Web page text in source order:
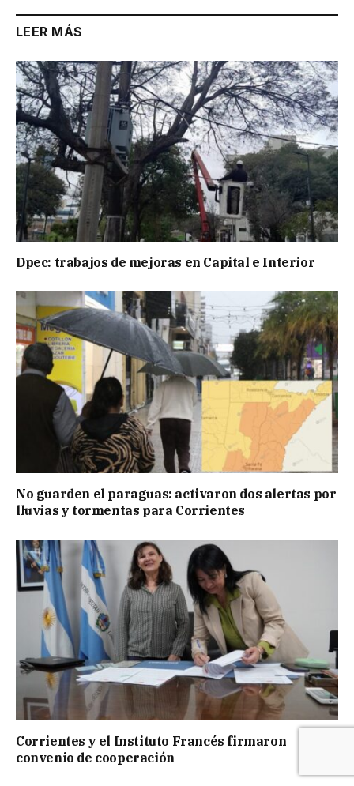
LEER MÁS
Dpec: trabajos de mejoras en Capital e Interior
No guarden el paraguas: activaron dos alertas por
lluvias y tormentas para Corrientes
Corrientes y el Instituto Francés firmaron
convenio de cooperación